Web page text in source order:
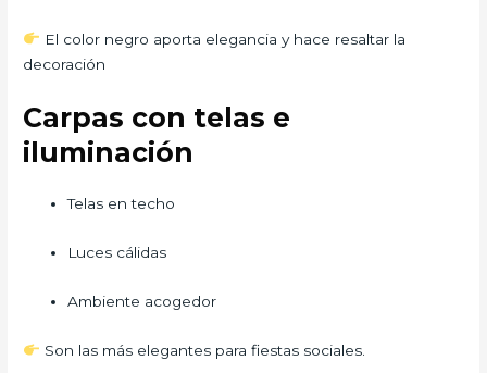
El color negro aporta elegancia y hace resaltar la
decoración
Carpas con telas e
iluminación
Telas en techo
Luces cálidas
Ambiente acogedor
Son las más elegantes para fiestas sociales.